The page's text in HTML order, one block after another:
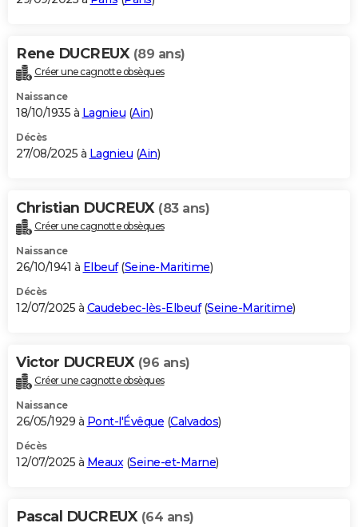
Rene DUCREUX (89 ans)
Créer une cagnotte obsèques
Naissance
18/10/1935 à Lagnieu (Ain)
Décès
27/08/2025 à Lagnieu (Ain)
Christian DUCREUX (83 ans)
Créer une cagnotte obsèques
Naissance
26/10/1941 à Elbeuf(Seine-Maritime)
Décès
12/07/2025 à Caudebec-lès-Elbeuf(Seine-Maritime)
Victor DUCREUX (96 ans)
Créer une cagnotte obsèques
Naissance
26/05/1929 à Pont-l'Évêque (Calvados)
Décès
12/07/2025 à Meaux(Seine-et-Marne)
Pascal DUCREUX (64 ans)